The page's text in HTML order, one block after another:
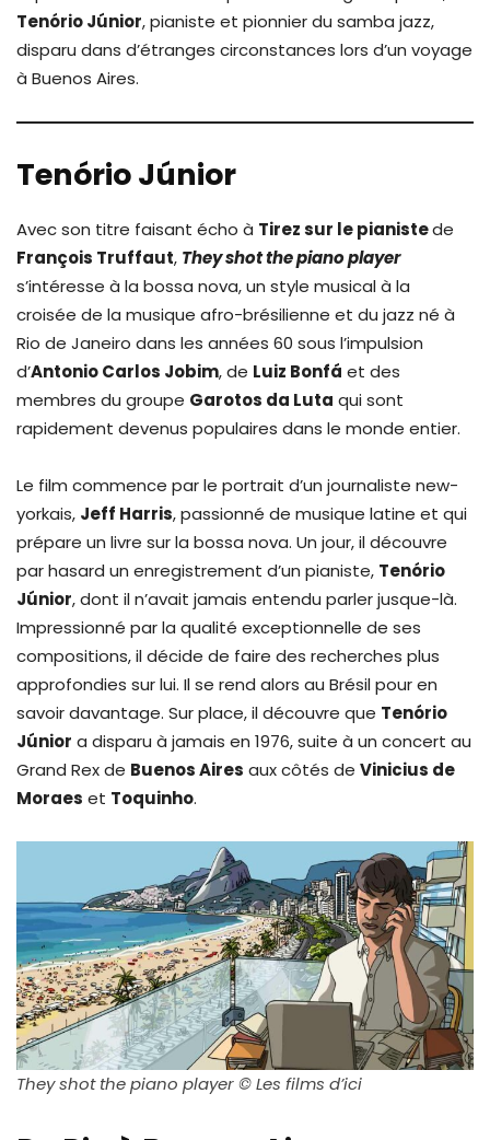
Tenório Júnior, pianiste et pionnier du samba jazz,
disparu dans d’étranges circonstances lors d’un voyage
à Buenos Aires.
Tenório Júnior
Avec son titre faisant écho à Tirez sur le pianistede
François Truffaut, They shot the piano player
s’intéresse à la bossa nova, un style musical à la
croisée de la musique afro-brésilienne et du jazz né à
Rio de Janeiro dans les années 60 sous l’impulsion
d’Antonio Carlos Jobim, de Luiz Bonfá et des
membres du groupe Garotos da Luta qui sont
rapidement devenus populaires dans le monde entier.
Le film commence par le portrait d’un journaliste new-
yorkais, Jeff Harris, passionné de musique latine et qui
prépare un livre sur la bossa nova. Un jour, il découvre
par hasard un enregistrement d’un pianiste, Tenório
Júnior, dont il n’avait jamais entendu parler jusque-là.
Impressionné par la qualité exceptionnelle de ses
compositions, il décide de faire des recherches plus
approfondies sur lui. Il se rend alors au Brésil pour en
savoir davantage. Sur place, il découvre que Tenório
Júnior a disparu à jamais en 1976, suite à un concert au
Grand Rex de Buenos Aires aux côtés de Vinicius de
Moraes et Toquinho.
They shot the piano player © Les films d’ici